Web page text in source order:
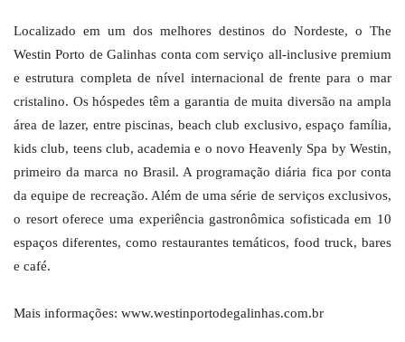
Localizado em um dos melhores destinos do Nordeste, o The
Westin Porto de Galinhas conta com serviço all-inclusive premium
e estrutura completa de nível internacional de frente para o mar
cristalino. Os hóspedes têm a garantia de muita diversão na ampla
área de lazer, entre piscinas, beach club exclusivo, espaço família,
kids club, teens club, academia e o novo Heavenly Spa by Westin,
primeiro da marca no Brasil. A programação diária fica por conta
da equipe de recreação. Além de uma série de serviços exclusivos,
o resort oferece uma experiência gastronômica sofisticada em 10
espaços diferentes, como restaurantes temáticos, food truck, bares
e café.
Mais informações: www.westinportodegalinhas.com.br